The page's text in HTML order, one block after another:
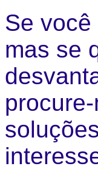
Se
mas se